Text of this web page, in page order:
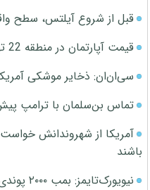
قبل از شروع آیلتس، سطح
قیمت آپارتمان در منطقه 22 تهران چقدر است؟
سی‌ان‌ان: ذخایر موشکی
تماس بن‌سلمان با ترامپ پیش
آمریکا از شهروندانش خواست
باشند